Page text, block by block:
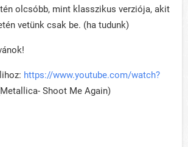
olcsóbb, mint klasszikus verziója, akit
vetünk csak be. (ha tudunk)
https://www.youtube.com/watch?
Shoot Me Again)